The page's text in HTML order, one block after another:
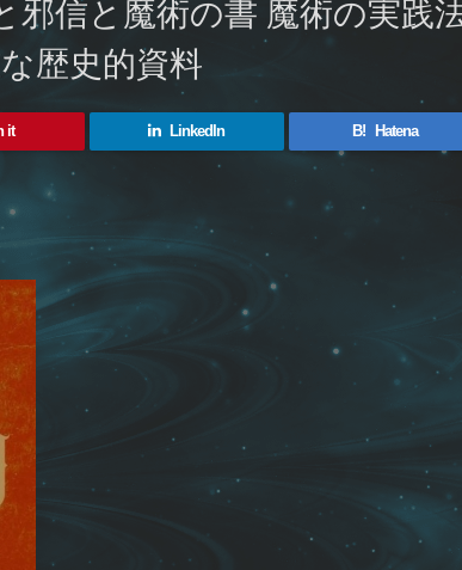
信と魔術の書 魔術の実践
歴史的資料
it LinkedIn B! Hatena